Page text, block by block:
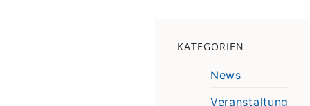
KATEGORIEN
News
Veranstaltung